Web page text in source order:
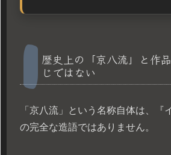
歴史上の「京八流」と作
じではない
「京八流」という名称自体は、『
の完全な造語ではありません。